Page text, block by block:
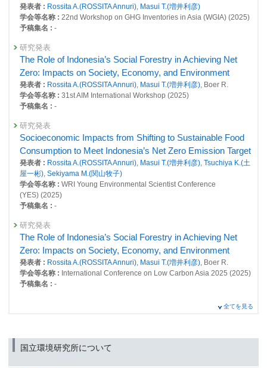
発表者 : Rossita A.(ROSSITA Annuri), Masui T.(増井利彦)
学会等名称 : 22nd Workshop on GHG Inventories in Asia (WGIA) (2025)
予稿集名 : -
研究発表
The Role of Indonesia’s Social Forestry in Achieving Net
Zero: Impacts on Society, Economy, and Environment
発表者 : Rossita A.(ROSSITA Annuri), Masui T.(増井利彦), Boer R.
学会等名称 : 31st AIM International Workshop (2025)
予稿集名 : -
研究発表
Socioeconomic Impacts from Shifting to Sustainable Food
Consumption to Meet Indonesia’s Net Zero Emission Target
発表者 : Rossita A.(ROSSITA Annuri), Masui T.(増井利彦), Tsuchiya K.(土
屋一彬), Sekiyama M.(関山牧子)
学会等名称 : WRI Young Environmental Scientist Conference
(YES) (2025)
予稿集名 : -
研究発表
The Role of Indonesia’s Social Forestry in Achieving Net
Zero: Impacts on Society, Economy, and Environment
発表者 : Rossita A.(ROSSITA Annuri), Masui T.(増井利彦), Boer R.
学会等名称 : International Conference on Low Carbon Asia 2025 (2025)
予稿集名 : -
発表者 :Rossita A.(ROSSITA Annuri)
学会等名称 : JICA training for “Implementation and Advancement of the
全てを見る
国立環境研究所について